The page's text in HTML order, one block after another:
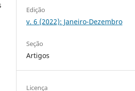
Edição
v. 6 (2022): Janeiro-Dezembro
Seção
Artigos
Licença